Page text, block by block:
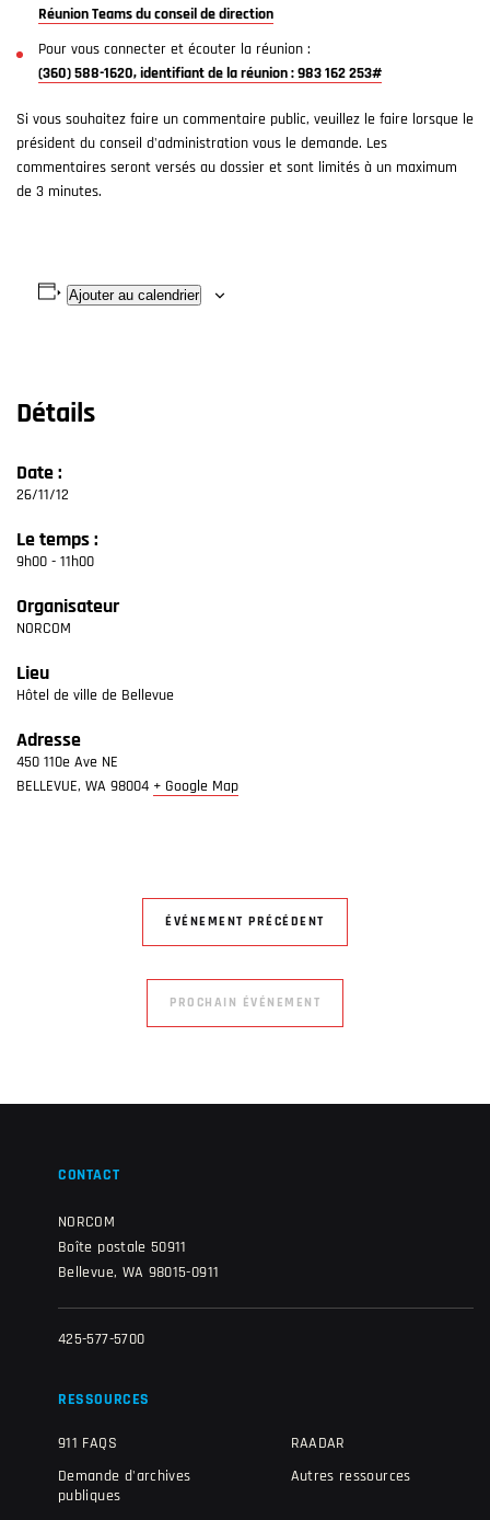
Réunion Teams du conseil de direction
Pour vous connecter et écouter la réunion :
(360) 588-1620, identifiant de la réunion : 983 162 253#
Si vous souhaitez faire un commentaire public, veuillez le faire lorsque le
président du conseil d'administration vous le demande. Les
commentaires seront versés au dossier et sont limités à un maximum
de 3 minutes.
Ajouter au calendrier
Détails
Date :
26/11/12
Le temps :
9h00 - 11h00
Organisateur
NORCOM
Lieu
Hôtel de ville de Bellevue
Adresse
450 110e Ave NE
BELLEVUE, WA 98004 + Google Map
ÉVÉNEMENT PRÉCÉDENT
PROCHAIN ÉVÉNEMENT
CONTACT
NORCOM
Boîte postale 50911
Bellevue, WA 98015-0911
425-577-5700
RESSOURCES
911 FAQS
Demande d'archives
publiques
RAADAR
Autres ressources